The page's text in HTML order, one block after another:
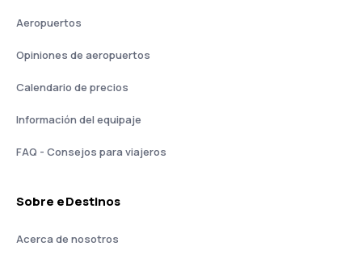
Aeropuertos
Opiniones de aeropuertos
Calendario de precios
Información del equipaje
FAQ - Consejos para viajeros
Sobre eDestinos
Acerca de nosotros